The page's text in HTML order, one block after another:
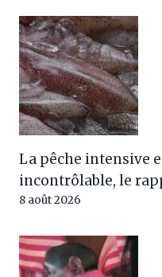
La pêche intensive
incontrôlable, le
8 août 2026